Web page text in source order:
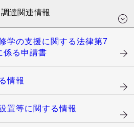
調達関連情報
学の支援に関する法律第7
係る申請書
情報
置等に関する情報